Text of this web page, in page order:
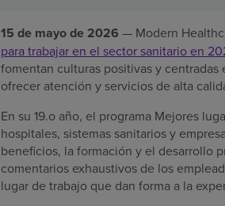
15 de mayo de 2026 — Modern
para trabajar en el sector sanitario en
fomentan culturas positivas y centradas
ofrecer atención y servicios de alta
En su 19.o año, el programa Mejores
hospitales, sistemas sanitarios y
beneficios, la formación y el desarrollo
comentarios exhaustivos de los
lugar de trabajo que dan forma a la